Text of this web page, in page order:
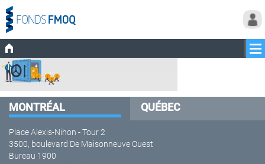
MONTRÉAL QUÉBEC
Place Alexis-Nihon - Tour 2
3500, boulevard De Maisonneuve Ouest
Bureau 1900